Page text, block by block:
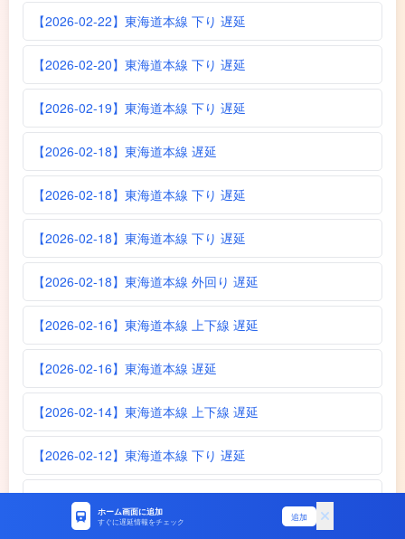
【2026-02-22】東海道本線 下り 遅延
【2026-02-20】東海道本線 下り 遅延
【2026-02-19】東海道本線 下り 遅延
【2026-02-18】東海道本線 遅延
【2026-02-18】東海道本線 下り 遅延
【2026-02-18】東海道本線 下り 遅延
【2026-02-18】東海道本線 外回り 遅延
【2026-02-16】東海道本線 上下線 遅延
【2026-02-16】東海道本線 遅延
【2026-02-14】東海道本線 上下線 遅延
【2026-02-12】東海道本線 下り 遅延
【2026-02-11】東海道本線 下り 遅延
ホーム画面に追加
すぐに遅延情報をチェック 追加